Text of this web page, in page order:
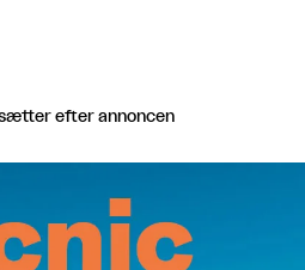
efter annoncen